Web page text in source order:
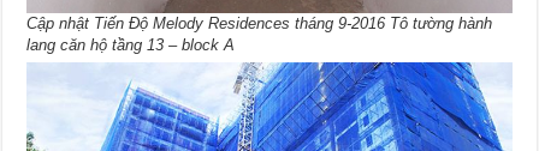
Cập nhật Tiến Độ Melody Residences tháng 9-2016 Tô tường hành
lang căn hộ tầng 13 – block A